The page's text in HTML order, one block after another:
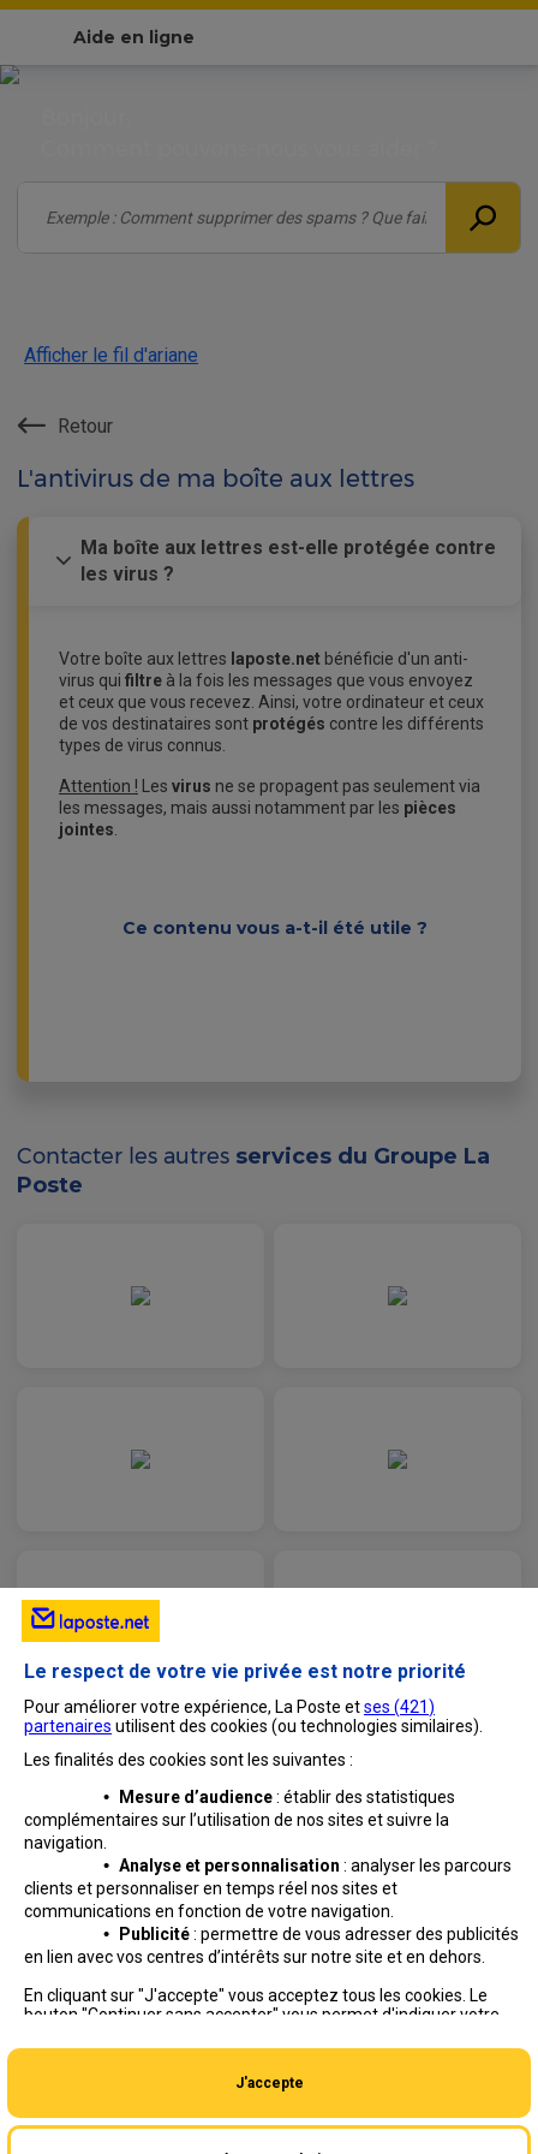
Aide en ligne
Afficher le fil d'ariane
Retour
L'antivirus de ma boîte aux lettres
Ma boîte aux lettres est-elle protégée contre
les virus ?
Votre boîte aux lettres laposte.net bénéficie d'un anti-
virus qui filtre à la fois les messages que vous envoyez
et ceux que vous recevez. Ainsi, votre ordinateur et ceux
de vos destinataires sont protégés contre les différents
types de virus connus.
Attention ! Les virus ne se propagent pas seulement via
les messages, mais aussi notamment par les pièces
jointes
Ce contenu vous a-t-il été utile ?
Contacter les autres services du Groupe La
Poste
La Poste Groupe La Poste recrute
Le respect de votre vie privée est notre priorité
Pour améliorer votre expérience, La Poste etses (421)
partenaires utilisent des cookies (ou technologies similaires).
Les finalités des cookies sont les suivantes :
•
Mesure d’audience: établir des statistiques
complémentaires sur l’utilisation de nos sites et suivre la
navigation.
•Analyse et personnalisation : analyser les parcours
clients et personnaliser en temps réel nos sites et
communications en fonction de votre navigation.
•
Publicité: permettre de vous adresser des publicités
en lien avec vos centres d’intérêts sur notre site et en dehors.
En cliquant sur "J'accepte" vous acceptez tous les cookies. Le
bouton "Continuer sans accepter" vous permet d'indiquer votre
seront déposés. Vous pouvez modifier vos choix à tout moment
ou obtenir plus d'informations via
J'accepte